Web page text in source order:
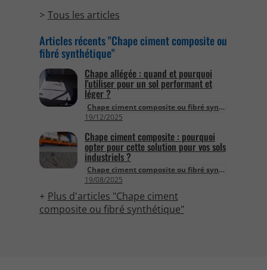
Tous les articles
Articles récents "Chape ciment composite ou
fibré synthétique"
Chape ciment composite ou fibré synthétique
19/12/2025
Chape allégée : quand et pourquoi
l'utiliser pour un sol performant et
léger ?
Chape ciment composite ou fibré synthétique
19/08/2025
Chape ciment composite : pourquoi
opter pour cette solution pour vos sols
industriels ?
Plus d'articles "Chape ciment
composite ou fibré synthétique"